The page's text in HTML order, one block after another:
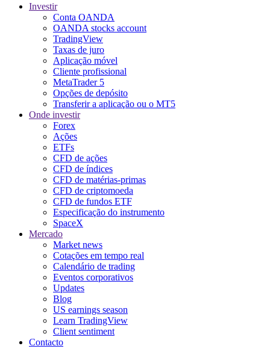
Investir
Conta OANDA
OANDA stocks account
TradingView
Taxas de juro
Aplicação móvel
Cliente profissional
MetaTrader 5
Opções de depósito
Transferir a aplicação ou o MT5
Onde investir
Forex
Ações
ETFs
CFD de ações
CFD de índices
CFD de matérias-primas
CFD de criptomoeda
CFD de fundos ETF
Especificação do instrumento
SpaceX
Mercado
Market news
Cotações em tempo real
Calendário de trading
Eventos corporativos
Updates
Blog
US earnings season
Learn TradingView
Client sentiment
Contacto